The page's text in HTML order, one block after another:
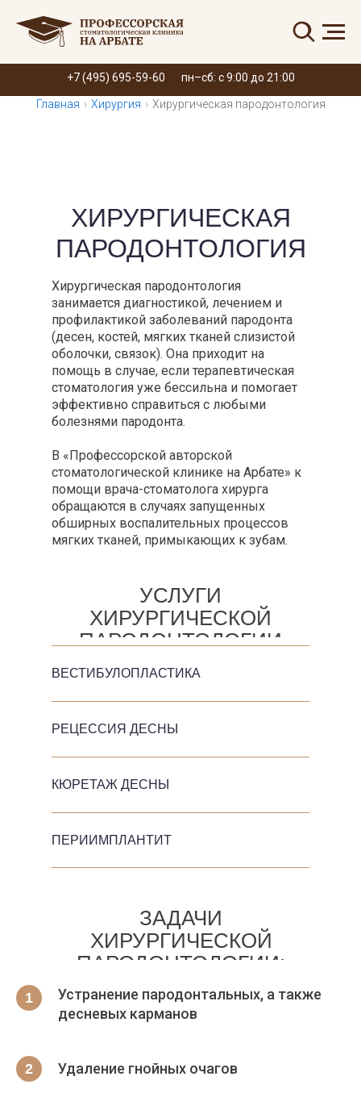
Запись онлайн
+7 (495) 695-59-60 пн–сб: с 9:00 до 21:00
Главная › Хирургия › Хирургическая пародонтология
ХИРУРГИЧЕСКАЯ
ПАРОДОНТОЛОГИЯ
Хирургическая пародонтология
занимается диагностикой, лечением и
профилактикой заболеваний пародонта
(десен, костей, мягких тканей слизистой
оболочки, связок). Она приходит на
помощь в случае, если терапевтическая
стоматология уже бессильна и помогает
эффективно справиться с любыми
болезнями пародонта.
В «Профессорской авторской
стоматологической клинике на Арбате» к
помощи врача-стоматолога хирурга
обращаются в случаях запущенных
обширных воспалительных процессов
мягких тканей, примыкающих к зубам.
УСЛУГИ
ХИРУРГИЧЕСКОЙ
ПАРОДОНТОЛОГИИ
ВЕСТИБУЛОПЛАСТИКА
РЕЦЕССИЯ ДЕСНЫ
КЮРЕТАЖ ДЕСНЫ
ПЕРИИМПЛАНТИТ
ЗАДАЧИ
ХИРУРГИЧЕСКОЙ
ПАРОДОНТОЛОГИИ:
Устранение пародонтальных, а также
десневых карманов
Удаление гнойных очагов